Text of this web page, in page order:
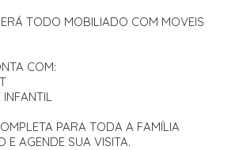
TODO MOBILIADO COM MOVEIS
COM:
INFANTIL
PARA TODA A FAMÍLIA
E AGENDE SUA VISITA.